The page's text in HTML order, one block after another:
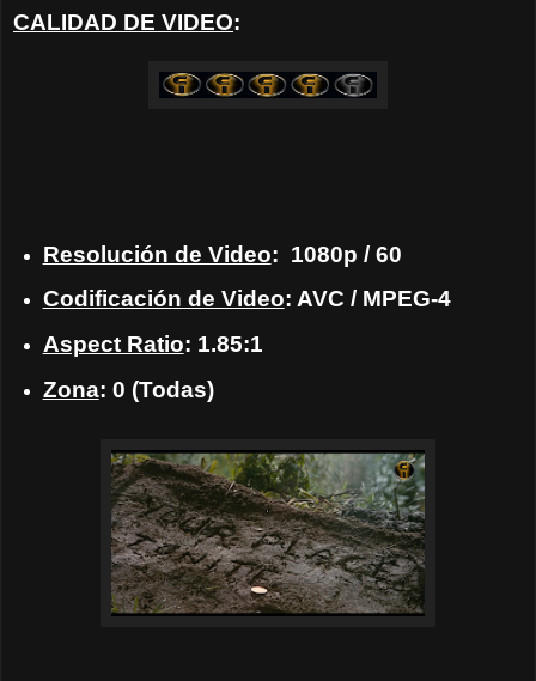
CALIDAD DE VIDEO:
Resolución de Video: 1080p / 60
Codificación de Video: AVC / MPEG-4
Aspect Ratio: 1.85:1
Zona: 0 (Todas)